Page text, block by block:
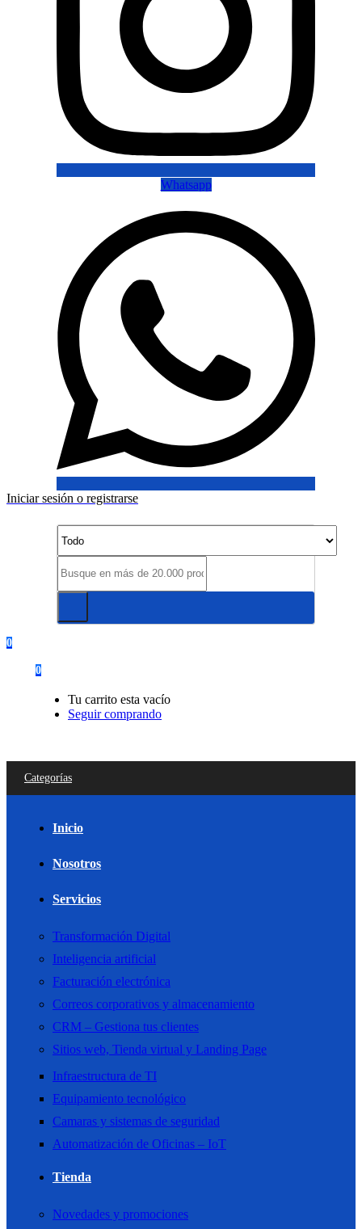
Whatsapp
Iniciar sesión o registrarse
0
0
Tu carrito esta vacío
Seguir comprando
Categorías
Inicio
Nosotros
Servicios
Transformación Digital
Inteligencia artificial
Facturación electrónica
Correos corporativos y almacenamiento
CRM – Gestiona tus clientes
Sitios web, Tienda virtual y Landing Page
Infraestructura de TI
Equipamiento tecnológico
Camaras y sistemas de seguridad
Automatización de Oficinas – IoT
Tienda
Novedades y promociones